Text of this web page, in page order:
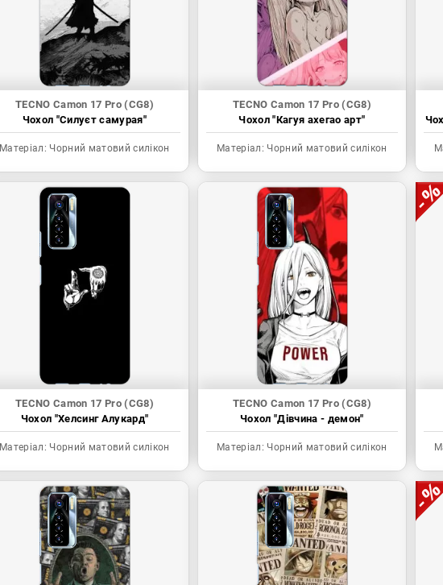
TECNO Camon 17 Pro (CG8)
Чохол "Силуєт самурая"
Матеріал: Чорний матовий силікон
TECNO Camon 17 Pro (CG8)
Чохол "Кагуя ахегао арт"
Матеріал: Чорний матовий силікон
TECNO Camon 17 Pro (CG8)
Чохол "Хелсинг Алукард"
Матеріал: Чорний матовий силікон
TECNO Camon 17 Pro (CG8)
Чохол "Дівчина - демон"
Матеріал: Чорний матовий силікон